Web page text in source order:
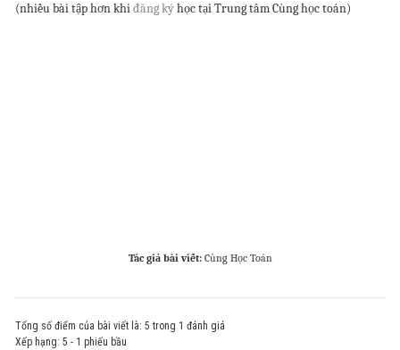
(nhiều bài tập hơn khiđăng kýhọc tại Trung tâm Cùng học toán)
Tác giả bài viết: Cùng Học Toán
Tổng số điểm của bài viết là: 5 trong 1 đánh giá
Xếp hạng: 5 - 1 phiếu bầu